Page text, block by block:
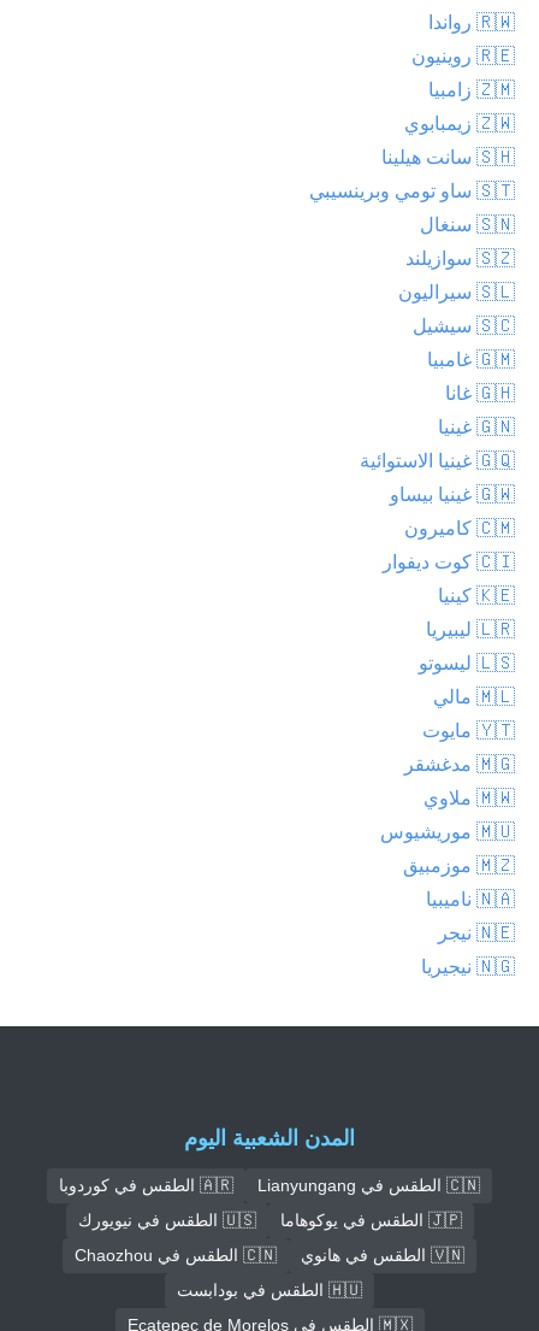
🇷🇼 رواندا
🇷🇪 روينيون
🇿🇲 زامبيا
🇿🇼 زيمبابوي
🇸🇭 سانت هيلينا
🇸🇹 ساو تومي وبرينسيبي
🇸🇳 سنغال
🇸🇿 سوازيلند
🇸🇱 سيراليون
🇸🇨 سيشيل
🇬🇲 غامبيا
🇬🇭 غانا
🇬🇳 غينيا
🇬🇶 غينيا الاستوائية
🇬🇼 غينيا بيساو
🇨🇲 كاميرون
🇨🇮 كوت ديفوار
🇰🇪 كينيا
🇱🇷 ليبيريا
🇱🇸 ليسوتو
🇲🇱 مالي
🇾🇹 مايوت
🇲🇬 مدغشقر
🇲🇼 ملاوي
🇲🇺 موريشيوس
🇲🇿 موزمبيق
🇳🇦 ناميبيا
🇳🇪 نيجر
🇳🇬 نيجيريا
المدن الشعبية اليوم
🇨🇳 الطقس في Lianyungang
🇦🇷 الطقس في كوردوبا
🇯🇵 الطقس في يوكوهاما
🇺🇸 الطقس في نيويورك
🇻🇳 الطقس في هانوي
🇨🇳 الطقس في Chaozhou
🇭🇺 الطقس في بودابست
🇲🇽 الطقس في Ecatepec de Morelos